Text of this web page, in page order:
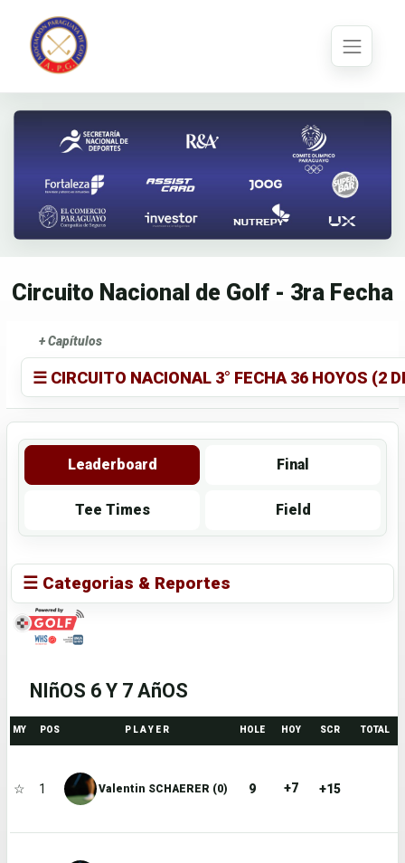
Circuito Nacional de Golf - 3ra Fecha
+ Capítulos
☰ CIRCUITO NACIONAL 3° FECHA 36 HOYOS (2
Leaderboard Final
Tee Times Field
☰ Categorias & Reportes
NIñOS 6 Y 7 AñOS
MY POS P L A Y E R HOLE HOY SCR TOTAL
☆ 1 Valentin SCHAERER (0) 9 +7 +15